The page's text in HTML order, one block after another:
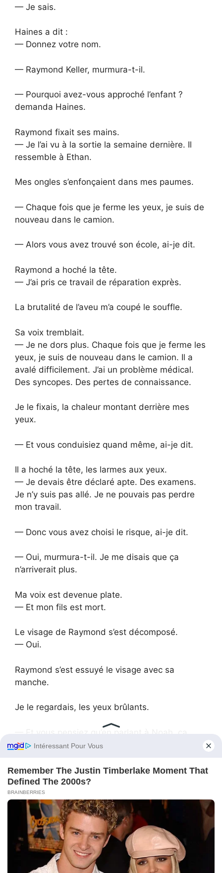
— Je sais.
Haines a dit :
— Donnez votre nom.
— Raymond Keller, murmura-t-il.
— Pourquoi avez-vous approché l’enfant ?
demanda Haines.
Raymond fixait ses mains.
— Je l’ai vu à la sortie la semaine dernière. Il
ressemble à Ethan.
Mes ongles s’enfonçaient dans mes paumes.
— Chaque fois que je ferme les yeux, je suis de
nouveau dans le camion.
— Alors vous avez trouvé son école, ai-je dit.
Raymond a hoché la tête.
— J’ai pris ce travail de réparation exprès.
La brutalité de l’aveu m’a coupé le souffle.
Sa voix tremblait.
— Je ne dors plus. Chaque fois que je ferme les
yeux, je suis de nouveau dans le camion. Il a
avalé difficilement. J’ai un problème médical.
Des syncopes. Des pertes de connaissance.
Je le fixais, la chaleur montant derrière mes
yeux.
— Et vous conduisiez quand même, ai-je dit.
Il a hoché la tête, les larmes aux yeux.
— Je devais être déclaré apte. Des examens.
Je n’y suis pas allé. Je ne pouvais pas perdre
mon travail.
— Donc vous avez choisi le risque, ai-je dit.
— Oui, murmura-t-il. Je me disais que ça
n’arriverait plus.
Ma voix est devenue plate.
— Et mon fils est mort.
Le visage de Raymond s’est décomposé.
— Oui.
Raymond s’est essuyé le visage avec sa
manche.
Je le regardais, les yeux brûlants.
aiderait qui ? ai-je demandé.
Raymond a encore essuyé ses joues.
— Moi, a-t-il admis. Je pensais que si je
pouvais faire quelque chose de bien… si je
pouvais vous aider à arrêter de pleurer… peut-
être que je pourrais respirer.
Je me suis penchée vers lui.
— Donc vous avez utilisé mon enfant vivant
pour apaiser votre culpabilité.